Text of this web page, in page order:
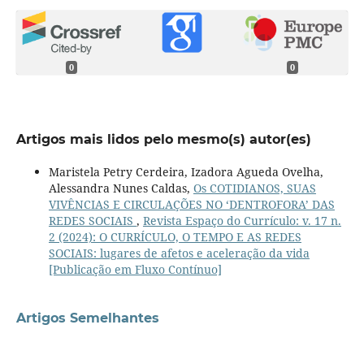
0 0
Artigos mais lidos pelo mesmo(s) autor(es)
Maristela Petry Cerdeira, Izadora Agueda Ovelha,
Alessandra Nunes Caldas, Os COTIDIANOS, SUAS
VIVÊNCIAS E CIRCULAÇÕES NO ‘DENTROFORA’ DAS
REDES SOCIAIS , Revista Espaço do Currículo: v. 17 n.
2 (2024): O CURRÍCULO, O TEMPO E AS REDES
SOCIAIS: lugares de afetos e aceleração da vida
[Publicação em Fluxo Contínuo]
Artigos Semelhantes